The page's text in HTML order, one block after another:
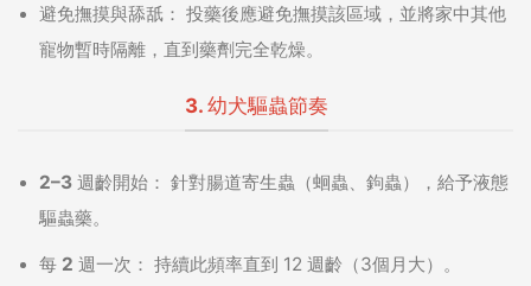
避免撫摸與舔舐： 投藥後應避免撫摸該區域，並將家中其他
寵物暫時隔離，直到藥劑完全乾燥。
3. 幼犬驅蟲節奏
2–3 週齡開始： 針對腸道寄生蟲（蛔蟲、鉤蟲），給予液態
驅蟲藥。
每 2 週一次： 持續此頻率直到 12 週齡（3個月大）。